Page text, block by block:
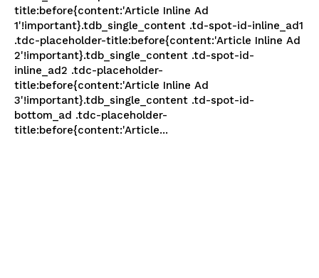
title:before{content:'Article Inline Ad
1'!important}.tdb_single_content .td-spot-id-inline_ad1
.tdc-placeholder-title:before{content:'Article Inline Ad
2'!important}.tdb_single_content .td-spot-id-
inline_ad2 .tdc-placeholder-
title:before{content:'Article Inline Ad
3'!important}.tdb_single_content .td-spot-id-
bottom_ad .tdc-placeholder-
title:before{content:'Article...